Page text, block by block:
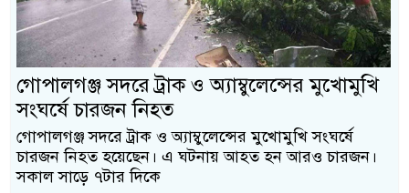
গোপালগঞ্জ সদরে ট্রাক ও অ্যাম্বুলেন্সের মুখোমুখি
সংঘর্ষে চারজন নিহত
গোপালগঞ্জ সদরে ট্রাক ও অ্যাম্বুলেন্সের মুখোমুখি সংঘর্ষে
চারজন নিহত হয়েছেন। এ ঘটনায় আহত হন আরও চারজন।
সকাল সাড়ে ৭টার দিকে